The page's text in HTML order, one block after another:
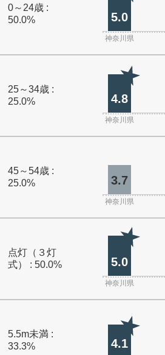
0～24歳 :
50.0%
5.0
神奈川県
25～34歳 :
25.0%
4.8
神奈川県
45～54歳 :
25.0%
3.7
神奈川県
点灯（３灯
式） : 50.0%
5.0
神奈川県
5.5m未満 :
33.3%
4.1